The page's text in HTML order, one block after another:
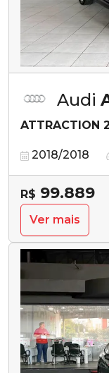
Audi
ATTRACTION
2018/2018
R$ 99.889
Ver mais